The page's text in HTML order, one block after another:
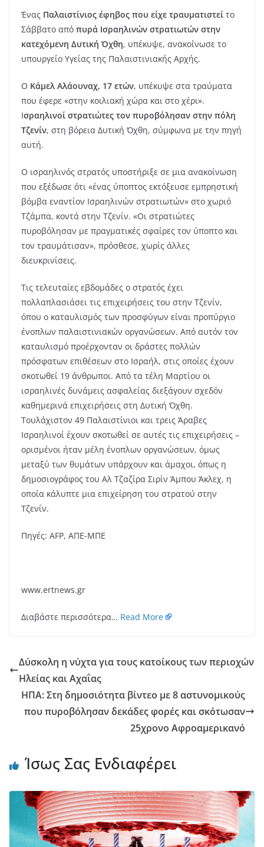
Ένας Παλαιστίνιος έφηβος που είχε τραυματιστεί το
Σάββατο από πυρά Ισραηλινών στρατιωτών στην
κατεχόμενη Δυτική Όχθη, υπέκυψε, ανακοίνωσε το
υπουργείο Υγείας της Παλαιστινιακής Αρχής.
Ο Κάμελ Αλάουναχ, 17 ετών, υπέκυψε στα τραύματα
που έφερε «στην κοιλιακή χώρα και στο χέρι».
Ισραηλινοί στρατιώτες τον πυροβόλησαν στην πόλη
Τζενίν, στη βόρεια Δυτική Όχθη, σύμφωνα με την πηγή
αυτή.
Ο ισραηλινός στρατός υποστήριξε σε μια ανακοίνωση
που εξέδωσε ότι «ένας ύποπτος εκτόξευσε εμπρηστική
βόμβα εναντίον Ισραηλινών στρατιωτών» στο χωριό
Τζάμπα, κοντά στην Τζενίν. «Οι στρατιώτες
πυροβόλησαν με πραγματικές σφαίρες τον ύποπτο και
τον τραυμάτισαν», πρόσθεσε, χωρίς άλλες
διευκρινίσεις.
Τις τελευταίες εβδομάδες ο στρατός έχει
πολλαπλασιάσει τις επιχειρήσεις του στην Τζενίν,
όπου ο καταυλισμός των προσφύγων είναι προπύργιο
ένοπλων παλαιστινιακών οργανώσεων. Από αυτόν τον
καταυλισμό προέρχονταν οι δράστες πολλών
πρόσφατων επιθέσεων στο Ισραήλ, στις οποίες έχουν
σκοτωθεί 19 άνθρωποι. Από τα τέλη Μαρτίου οι
ισραηλινές δυνάμεις ασφαλείας διεξάγουν σχεδόν
καθημερινά επιχειρήσεις στη Δυτική Όχθη.
Τουλάχιστον 49 Παλαιστίνιοι και τρεις Άραβες
Ισραηλινοί έχουν σκοτωθεί σε αυτές τις επιχειρήσεις –
ορισμένοι ήταν μέλη ένοπλων οργανώσεων, όμως
μεταξύ των θυμάτων υπάρχουν και άμαχοι, όπως η
δημοσιογράφος του Αλ Τζαζίρα Σιρίν Άμπου Άκλεχ, η
οποία κάλυπτε μια επιχείρηση του στρατού στην
Τζενίν.
Πηγές: AFP, ΑΠΕ-ΜΠΕ
www.ertnews.gr
Διαβάστε περισσότερα… Read More
Δύσκολη η νύχτα για τους κατοίκους των περιοχών
Ηλείας και Αχαΐας
ΗΠΑ: Στη δημοσιότητα βίντεο με 8 αστυνομικούς
που πυροβόλησαν δεκάδες φορές και σκότωσαν
25χρονο Αφροαμερικανό
Ίσως Σας Ενδιαφέρει